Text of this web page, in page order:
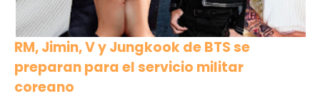
RM, Jimin, V y Jungkook de BTS se
preparan para el servicio militar
coreano